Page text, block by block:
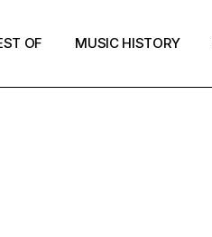
OF MUSIC HISTORY